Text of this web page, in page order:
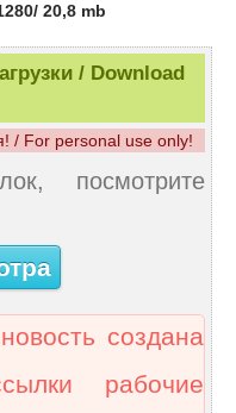
20,8 mb
/ Download
/ For personal use only!
посмотрите
создана
рабочие